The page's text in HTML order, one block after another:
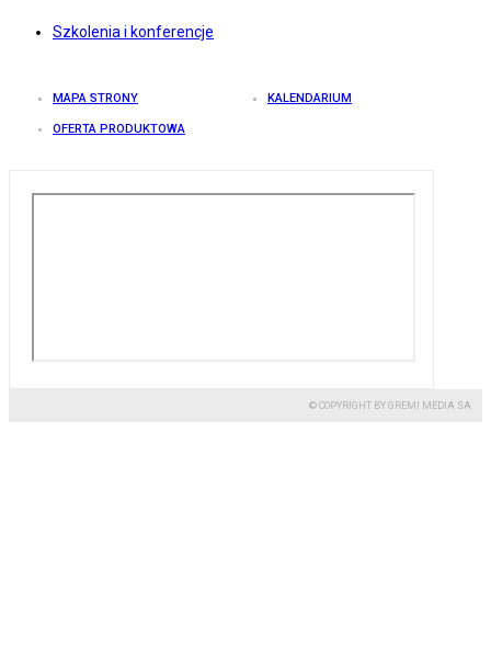
Szkolenia i konferencje
MAPA STRONY KALENDARIUM
OFERTA PRODUKTOWA
© COPYRIGHT BY GREMI MEDIA SA